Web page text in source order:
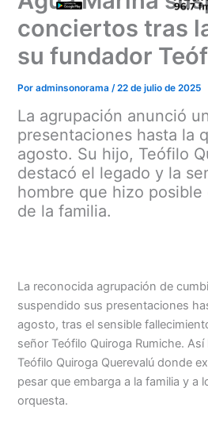
conciertos tras
su fundador
Poradminsonorama/22 de julio de 2025
La agrupación anunció
presentaciones hasta la
agosto. Su hijo, Teófilo
destacó el legado y la
hombre que hizo posible
de la familia.
La reconocida agrupación de
suspendido sus presentaciones
agosto, tras el sensible
señor Teófilo Quiroga Rumiche.
Teófilo Quiroga Querevalú donde
pesar que embarga a la familia y a
orquesta.